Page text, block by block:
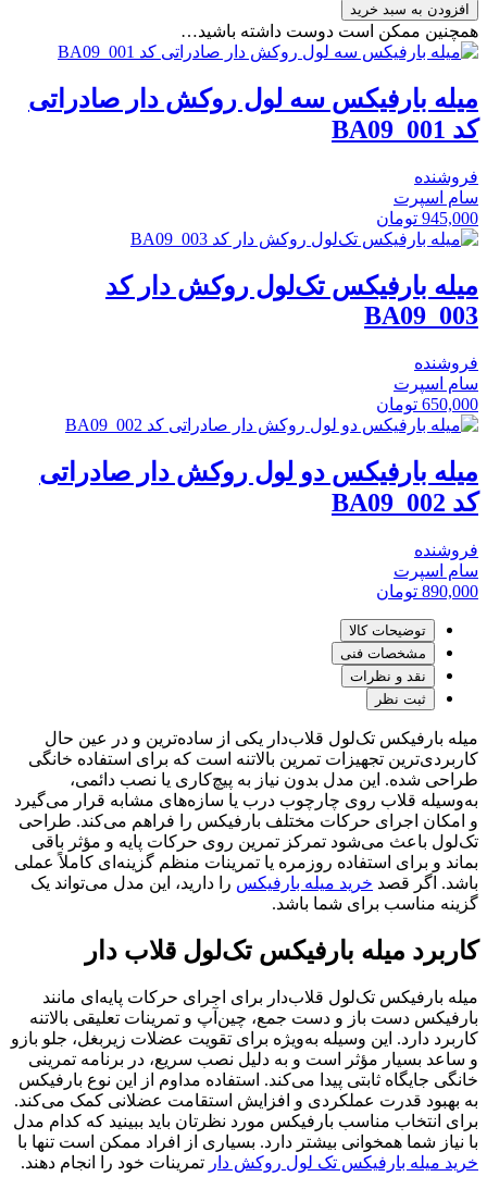
افزودن به سبد خرید
همچنین ممکن است دوست داشته باشید…
میله بارفیکس سه لول روکش دار صادراتی
کد BA09_001
فروشنده
سام اسپرت
945,000 تومان
میله بارفیکس تک‌لول روکش دار کد
BA09_003
فروشنده
سام اسپرت
650,000 تومان
میله بارفیکس دو لول روکش دار صادراتی
کد BA09_002
فروشنده
سام اسپرت
890,000 تومان
توضیحات کالا
مشخصات فنی
نقد و نظرات
ثبت نظر
میله بارفیکس تک‌لول قلاب‌دار یکی از ساده‌ترین و در عین حال
کاربردی‌ترین تجهیزات تمرین بالاتنه است که برای استفاده خانگی
طراحی شده. این مدل بدون نیاز به پیچ‌کاری یا نصب دائمی،
به‌وسیله قلاب روی چارچوب درب یا سازه‌های مشابه قرار می‌گیرد
و امکان اجرای حرکات مختلف بارفیکس را فراهم می‌کند. طراحی
تک‌لول باعث می‌شود تمرکز تمرین روی حرکات پایه و مؤثر باقی
بماند و برای استفاده روزمره یا تمرینات منظم گزینه‌ای کاملاً عملی
باشد. اگر قصد خرید میله بارفیکس را دارید، این مدل می‌تواند یک
گزینه مناسب برای شما باشد.
کاربرد میله بارفیکس تک‌لول قلاب دار
میله بارفیکس تک‌لول قلاب‌دار برای اجرای حرکات پایه‌ای مانند
بارفیکس دست باز و دست جمع، چین‌آپ و تمرینات تعلیقی بالاتنه
کاربرد دارد. این وسیله به‌ویژه برای تقویت عضلات زیربغل، جلو بازو
و ساعد بسیار مؤثر است و به دلیل نصب سریع، در برنامه تمرینی
خانگی جایگاه ثابتی پیدا می‌کند. استفاده مداوم از این نوع بارفیکس
به بهبود قدرت عملکردی و افزایش استقامت عضلانی کمک می‌کند.
برای انتخاب مناسب بارفیکس مورد نظرتان باید ببینید که کدام مدل
با نیاز شما همخوانی بیشتر دارد. بسیاری از افراد ممکن است تنها با
خرید میله بارفیکس تک لول روکش دار تمرینات خود را انجام دهند.